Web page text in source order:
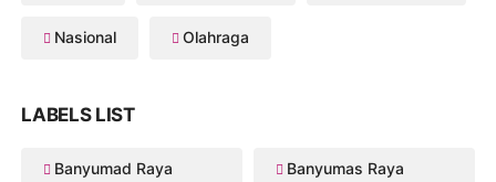
Nasional Olahraga
LABELS LIST
Banyumad Raya Banyumas Raya